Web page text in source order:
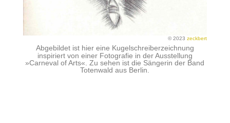
© 2023zeckbert
Abgebildet ist hier eine Kugelschreiberzeichnung
inspiriert von einer Fotografie in der Ausstellung
»Carneval of Arts«. Zu sehen ist die Sängerin der Band
Totenwald aus Berlin.